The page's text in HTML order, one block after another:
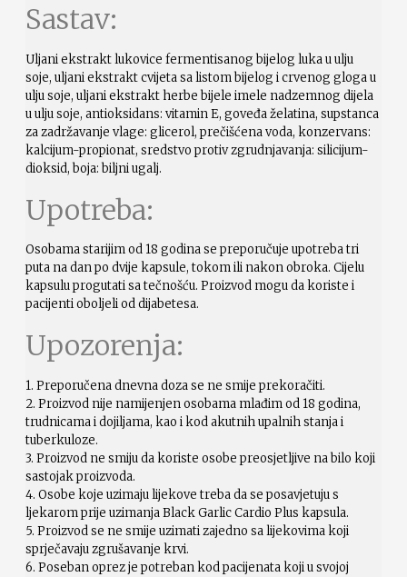
Sastav:
Uljani ekstrakt lukovice fermentisanog bijelog luka u ulju
soje, uljani ekstrakt cvijeta sa listom bijelog i crvenog gloga u
ulju soje, uljani ekstrakt herbe bijele imele nadzemnog dijela
u ulju soje, antioksidans: vitamin E, goveđa želatina, supstanca
za zadržavanje vlage: glicerol, prečišćena voda, konzervans:
kalcijum-propionat, sredstvo protiv zgrudnjavanja: silicijum-
dioksid, boja: biljni ugalj.
Upotreba:
Osobama starijim od 18 godina se preporučuje upotreba tri
puta na dan po dvije kapsule, tokom ili nakon obroka. Cijelu
kapsulu progutati sa tečnošću. Proizvod mogu da koriste i
pacijenti oboljeli od dijabetesa.
Upozorenja:
1. Preporučena dnevna doza se ne smije prekoračiti.
2. Proizvod nije namijenjen osobama mlađim od 18 godina,
trudnicama i dojiljama, kao i kod akutnih upalnih stanja i
tuberkuloze.
3. Proizvod ne smiju da koriste osobe preosjetljive na bilo koji
sastojak proizvoda.
4. Osobe koje uzimaju lijekove treba da se posavjetuju s
ljekarom prije uzimanja Black Garlic Cardio Plus kapsula.
5. Proizvod se ne smije uzimati zajedno sa lijekovima koji
sprječavaju zgrušavanje krvi.
6. Poseban oprez je potreban kod pacijenata koji u svojoj